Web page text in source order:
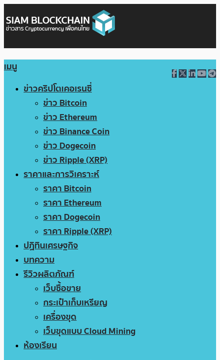
เมนู
ข่าวคริปโตเคอเรนซี่
ข่าว Bitcoin
ข่าว Ethereum
ข่าว Binance Coin
ข่าว Dogecoin
ข่าว Ripple (XRP)
ราคาและการวิเคราะห์
ราคา Bitcoin
ราคา Ethereum
ราคา Dogecoin
ราคา Ripple (XRP)
ปฏิทินเศรษฐกิจ
บทความ
รีวิวผลิตภัณฑ์
เว็บซื้อขาย
กระเป๋าเก็บเหรียญ
เครื่องขุด
เว็บขุดแบบ Cloud Mining
ห้องเรียน